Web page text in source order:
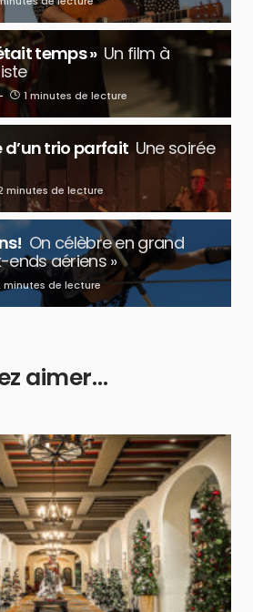
temps » Un film à
1 minutes de lecture
d’un trio parfait Une soirée
minutes de lecture
On célèbre en grand
ends aériens »
minutes de lecture
aimer…